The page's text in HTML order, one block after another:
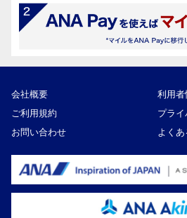
会社概要
利用者
ご利用規約
プラ
お問い合わせ
よく